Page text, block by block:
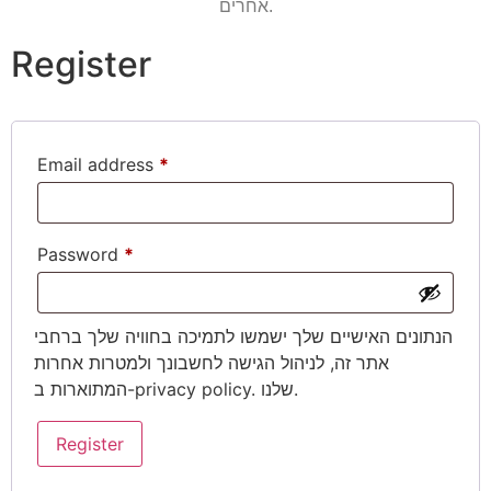
באתר מקבלים מגוון
אחרים.
Register
Email address *
Password *
הנתונים האישיים שלך ישמשו לתמיכה בחוויה שלך ברחבי
אתר זה, לניהול הגישה לחשבונך ולמטרות אחרות
המתוארות ב-privacy policy . שלנו.
Register